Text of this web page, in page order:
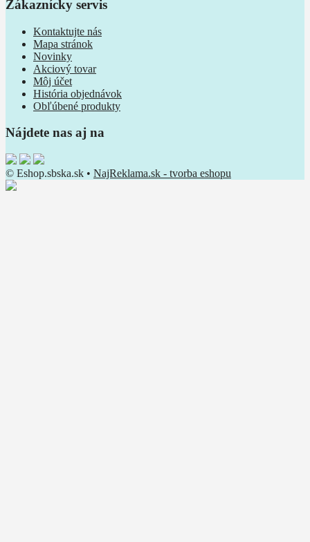
Zákaznícky servis
Kontaktujte nás
Mapa stránok
Novinky
Akciový tovar
Môj účet
História objednávok
Obľúbené produkty
Nájdete nas aj na
© Eshop.sbska.sk • NajReklama.sk - tvorba eshopu